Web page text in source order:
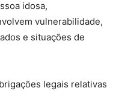
idosa,
vulnerabilidade,
e situações de
legais relativas